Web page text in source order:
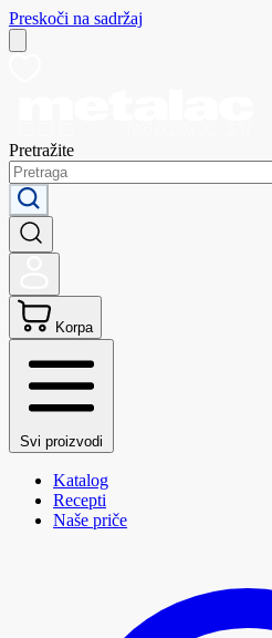
Preskoči na sadržaj
Pretražite
Korpa
Svi proizvodi
Katalog
Recepti
Naše priče